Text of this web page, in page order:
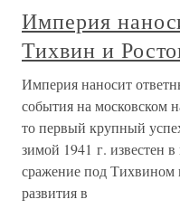
Империя
Тихвин и
Империя наносит
события на московском
то первый крупный
зимой 1941 г. известен
сражение под Тихвином
развития в